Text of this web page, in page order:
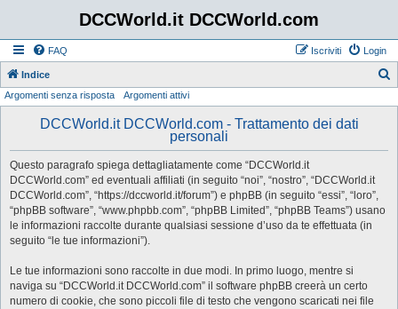
DCCWorld.it DCCWorld.com
FAQ Login
Iscriviti
Indice
Argomenti senza risposta Argomenti attivi
DCCWorld.it DCCWorld.com - Trattamento dei dati
personali
Questo paragrafo spiega dettagliatamente come “DCCWorld.it
DCCWorld.com” ed eventuali affiliati (in seguito “noi”, “nostro”, “DCCWorld.it
DCCWorld.com”, “https://dccworld.it/forum”) e phpBB (in seguito “essi”, “loro”,
“phpBB software”, “www.phpbb.com”, “phpBB Limited”, “phpBB Teams”) usano
le informazioni raccolte durante qualsiasi sessione d’uso da te effettuata (in
seguito “le tue informazioni”).
Le tue informazioni sono raccolte in due modi. In primo luogo, mentre si
naviga su “DCCWorld.it DCCWorld.com” il software phpBB creerà un certo
numero di cookie, che sono piccoli file di testo che vengono scaricati nei file